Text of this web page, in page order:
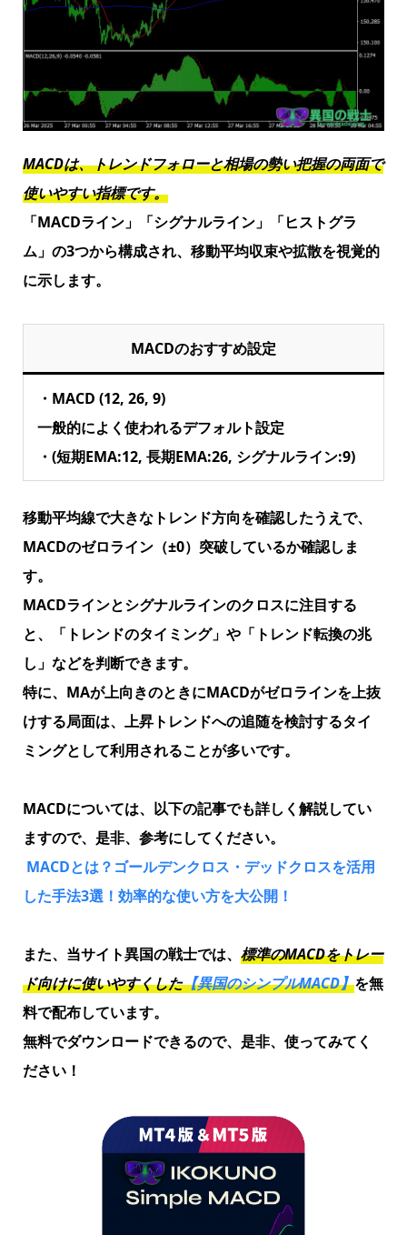
MACDは、トレンドフォローと相場の勢い把握の両面で
使いやすい指標です。
「MACDライン」「シグナルライン」「ヒストグラ
ム」の3つから構成され、移動平均収束や拡散を視覚的
に示します。
MACDのおすすめ設定
・MACD (12, 26, 9)
一般的によく使われるデフォルト設定
・(短期EMA:12, 長期EMA:26, シグナルライン:9)
移動平均線で大きなトレンド方向を確認したうえで、
MACDのゼロライン（±0）突破しているか確認しま
す。
MACDラインとシグナルラインのクロスに注目する
と、「トレンドのタイミング」や「トレンド転換の兆
し」などを判断できます。
特に、MAが上向きのときにMACDがゼロラインを上抜
けする局面は、上昇トレンドへの追随を検討するタイ
ミングとして利用されることが多いです。
MACDについては、以下の記事でも詳しく解説してい
ますので、是非、参考にしてください。
MACDとは？ゴールデンクロス・デッドクロスを活用
した手法3選！効率的な使い方を大公開！
また、当サイト異国の戦士では、 標準のMACDをトレー
ド向けに使いやすくした【異国のシンプルMACD】を無
料で配布しています。
無料でダウンロードできるので、是非、使ってみてく
ださい！